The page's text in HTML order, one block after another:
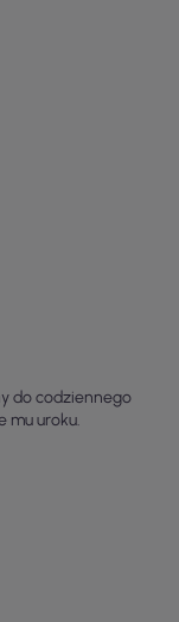
do codziennego
mu uroku.